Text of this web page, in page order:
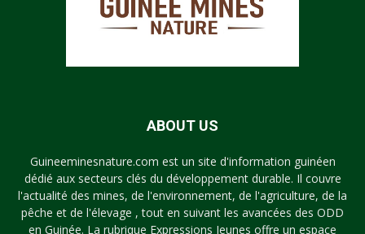
ABOUT US
Guineeminesnature.com est un site d'information guinéen
dédié aux secteurs clés du développement durable. Il couvre
l'actualité des mines, de l'environnement, de l'agriculture, de la
pêche et de l'élevage , tout en suivant les avancées des ODD
en Guinée. La rubrique Expressions Jeunes offre un espace